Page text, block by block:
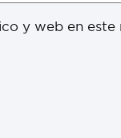
y web en